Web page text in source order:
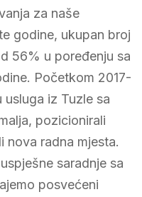
za naše
godine, ukupan broj
56% u poređenju sa
Početkom 2017-
iz Tuzle sa
pozicionirali
nova radna mjesta.
saradnje sa
posvećeni